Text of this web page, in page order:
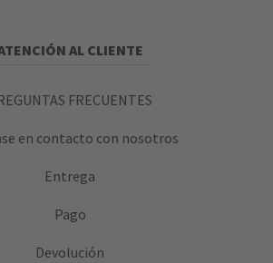
AL CLIENTE
FRECUENTES
en contacto con nosotros
Entrega
Pago
Devolución